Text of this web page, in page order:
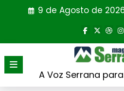
9 de Agosto de
A Voz Serrana